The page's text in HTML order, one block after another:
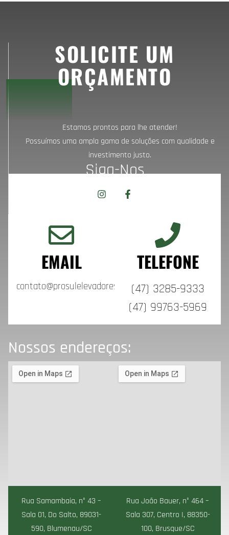
SOLICITE UM
ORÇAMENTO
Estamos prontos para lhe atender!
Possuímos uma ampla gama de soluções com qualidade e
investimento justo.
Siga-Nos
EMAIL
contato@prosulelevadores.com.br
TELEFONE
(47) 3285-9333
(47) 99763-5969
Nossos endereços:
Rua Samambaia, n° 43 –
Sala 01, Do Salto, 89031-
590, Blumenau/SC
Rua João Bauer, n° 464 –
Sala 307, Centro I, 88350-
100, Brusque/SC